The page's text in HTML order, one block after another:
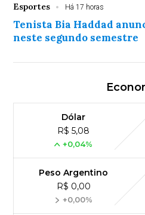
Esportes Há 17 horas
Tenista Bia Haddad
neste segundo semestre
Dólar
R$ 5,08
+0,04%
Peso Argentino
R$ 0,00
+0,00%